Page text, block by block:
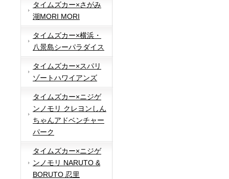
タイムズカー×さがみ
湖MORI MORI
タイムズカー×横浜・
八景島シーパラダイス
タイムズカー×スパリ
ゾートハワイアンズ
タイムズカー×ニジゲ
ンノモリ クレヨンしん
ちゃんアドベンチャー
パーク
タイムズカー×ニジゲ
ンノモリ NARUTO &
BORUTO 忍里